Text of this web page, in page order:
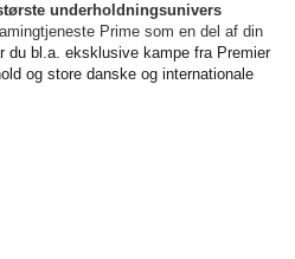
underholdningsunivers
Prime som en del af din
du bl.a. eksklusive kampe fra Premier
og store danske og internationale